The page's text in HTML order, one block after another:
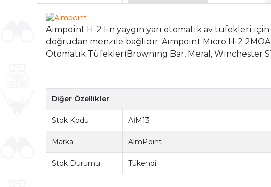
Aimpoint H-2 En yaygın yarı otomatik av tüfekleri
doğrudan menzile bağlıdır. Aimpoint Micro H-2
Otomatik Tüfekler(Browning Bar, Meral, Winchester
Diğer Özellikler
Stok Kodu AİM13
Marka AimPoint
Stok Durumu Tükendi